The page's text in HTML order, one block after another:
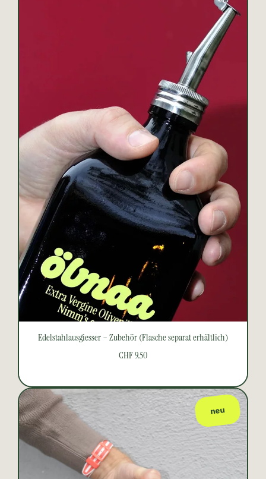
Edelstahlausgiesser – Zubehör (Flasche separat erhältlich)
CHF 9.50
neu